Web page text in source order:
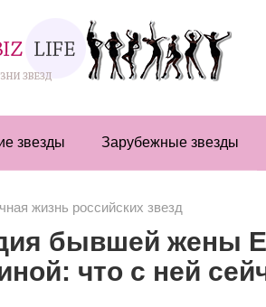
звезды Зарубежные звезды
жизнь российских звезд
бывшей жены
что с ней